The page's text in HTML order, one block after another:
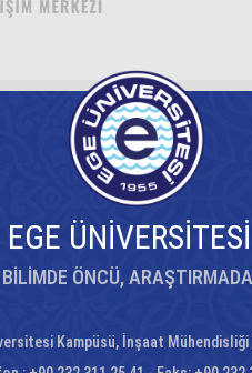
EGE ÜNİVERSİTESİ
ÖNCÜ,
Kampüsü, İnşaat